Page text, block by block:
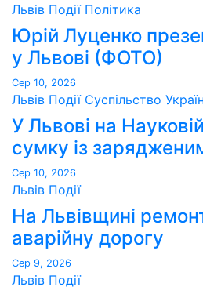
Львів Події Політика
Юрій Луценко
у Львові (ФОТО)
Сер 10, 2026
Львів Події Суспільство
У Львові на
сумку із
Сер 10, 2026
Львів Події
На Львівщині
аварійну дорогу
Сер 9, 2026
Львів Події